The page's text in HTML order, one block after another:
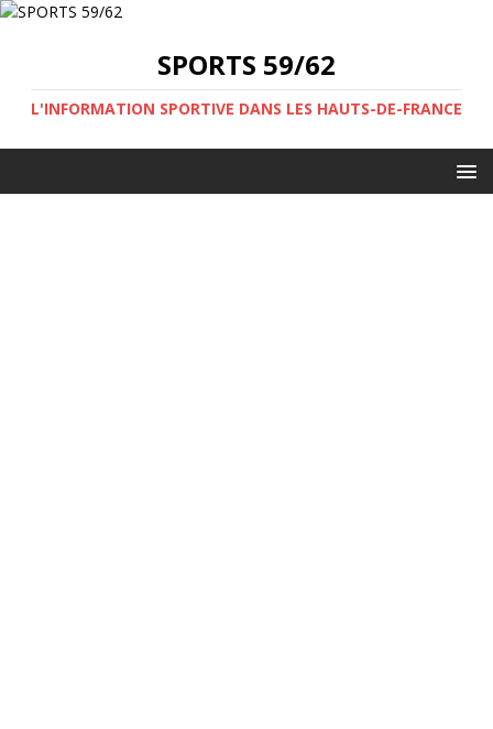
SPORTS 59/62
L'INFORMATION SPORTIVE DANS LES HAUTS-DE-FRANCE